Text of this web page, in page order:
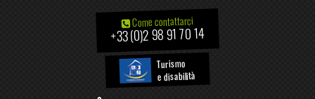
Come contattarci
+33 (0)2 98 91 70 14
Turismo
e disabilità